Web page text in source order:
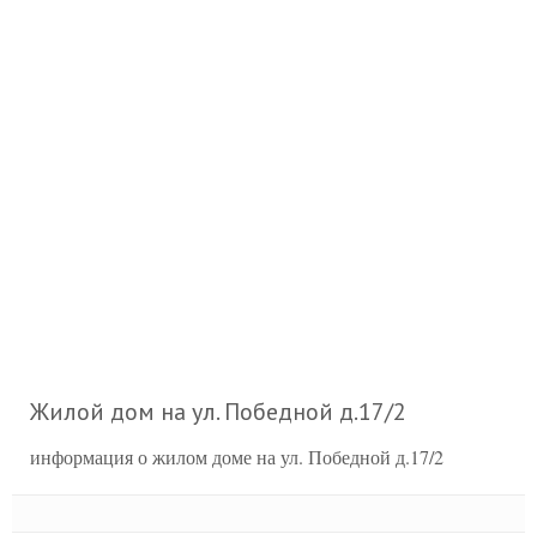
Жилой дом на ул. Победной д.17/2
информация о жилом доме на ул. Победной д.17/2